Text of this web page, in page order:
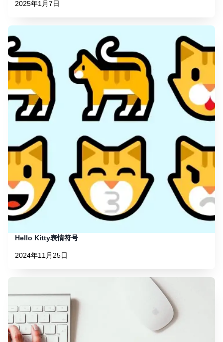
2025年1月7日
Hello Kitty表情符号
2024年11月25日